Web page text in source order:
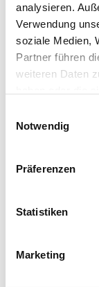
analysieren.
Verwendung
soziale Medien,
Partner führen
weiteren Daten
Notwendig
Präferenzen
Statistiken
Marketing